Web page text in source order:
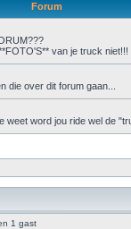
Forum
van je truck niet!!!
die over dit forum gaan...
weet word jou ride wel de
1 gast